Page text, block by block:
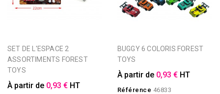
SET DE L'ESPACE 2
ASSORTIMENTS FOREST
TOYS
À partir de 0,93 € HT
BUGGY 6 COLORIS FOREST
TOYS
À partir de 0,93 € HT
Référence 46833